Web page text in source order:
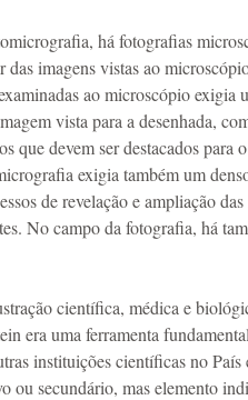
há fotografias
das imagens vistas ao
ao microscópio exigia
vista para a desenhada,
que devem ser destacados para
exigia também um
de revelação e ampliação
No campo da fotografia, há
científica, médica e
era uma ferramenta
instituições científicas no País
ou secundário, mas elemento